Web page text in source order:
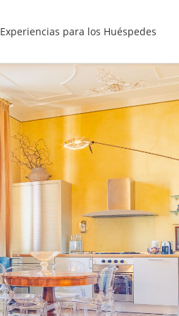
Experiencias para los Huéspedes